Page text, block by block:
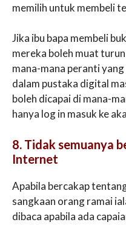
memilih untuk membeli
Jika ibu bapa membeli
mereka boleh muat
mana-mana peranti
dalam pustaka digital
boleh dicapai di mana-
hanya log in masuk ke
8. Tidak semuanya
Internet
Apabila bercakap
sangkaan orang ramai
dibaca apabila ada